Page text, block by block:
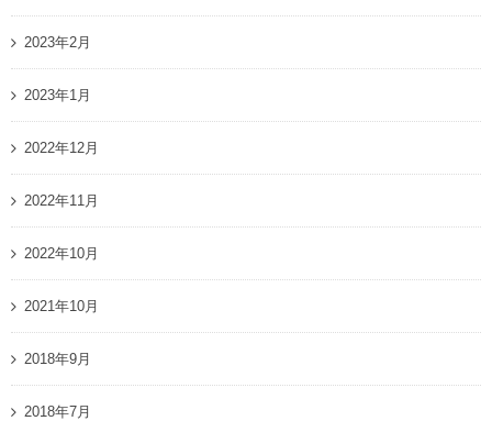
2023年2月
2023年1月
2022年12月
2022年11月
2022年10月
2021年10月
2018年9月
2018年7月